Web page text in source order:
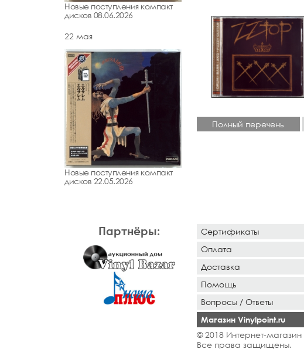
Новые поступления компакт
дисков 08.06.2026
22 мая
Новые поступления компакт
дисков 22.05.2026
Полный перечень
Партнёры:
Сертификаты
Оплата
Доставка
Помощь
Вопросы / Ответы
Магазин Vinylpoint.ru
© 2018 Интернет-
Все права защищены.